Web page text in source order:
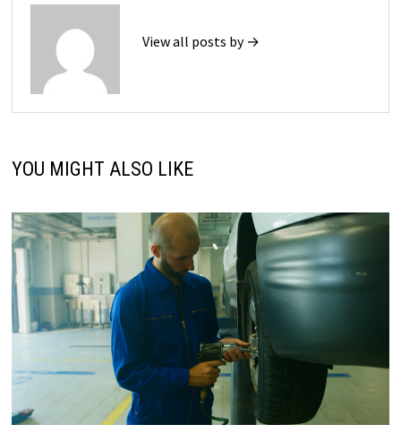
View all posts by →
YOU MIGHT ALSO LIKE